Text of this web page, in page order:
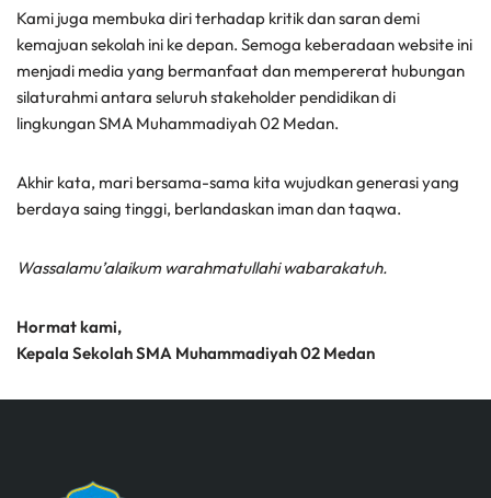
Kami juga membuka diri terhadap kritik dan saran demi
kemajuan sekolah ini ke depan. Semoga keberadaan website ini
menjadi media yang bermanfaat dan mempererat hubungan
silaturahmi antara seluruh stakeholder pendidikan di
lingkungan SMA Muhammadiyah 02 Medan.
Akhir kata, mari bersama-sama kita wujudkan generasi yang
berdaya saing tinggi, berlandaskan iman dan taqwa.
Wassalamu’alaikum warahmatullahi wabarakatuh.
Hormat kami,
Kepala Sekolah SMA Muhammadiyah 02 Medan